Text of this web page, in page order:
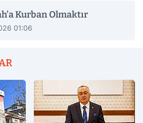
Kurban Olmaktır
01:06